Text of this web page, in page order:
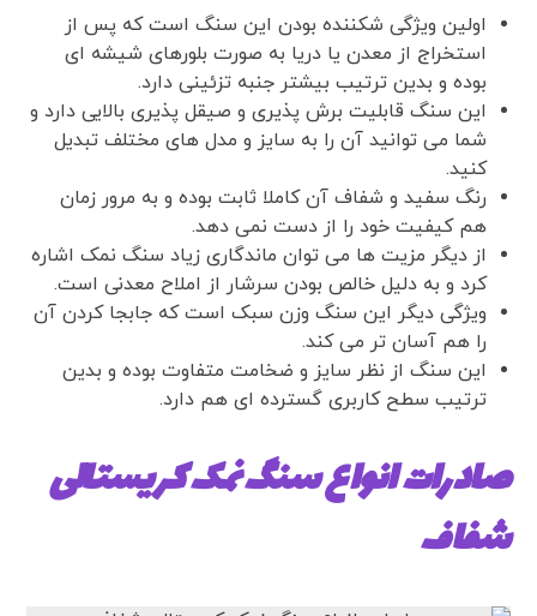
اولین ویژگی شکننده بودن این سنگ است که پس از
استخراج از معدن یا دریا به صورت بلورهای شیشه ای
بوده و بدین ترتیب بیشتر جنبه تزئینی دارد.
این سنگ قابلیت برش پذیری و صیقل پذیری بالایی دارد و
شما می توانید آن را به سایز و مدل های مختلف تبدیل
کنید.
رنگ سفید و شفاف آن کاملا ثابت بوده و به مرور زمان
هم کیفیت خود را از دست نمی دهد.‌
از دیگر مزیت ها می توان ماندگاری زیاد سنگ نمک اشاره
کرد و به دلیل خالص بودن سرشار از املاح معدنی است‌.
ویژگی دیگر این سنگ وزن سبک است که جابجا کردن آن
را هم آسان تر می کند.
این سنگ از نظر سایز و ضخامت متفاوت بوده و بدین
ترتیب سطح کاربری گسترده ای هم دارد.
صادرات انواع سنگ نمک کریستالی
شفاف